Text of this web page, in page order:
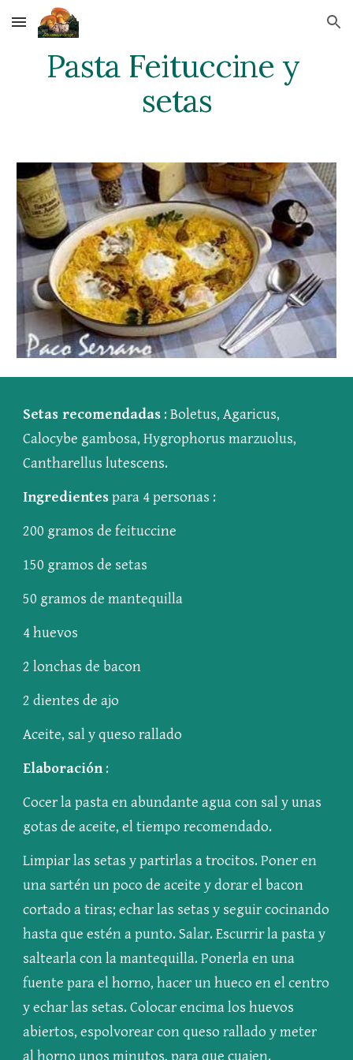
Skip to main content Skip to navigation
Pasta Feituccine y
setas
Setas recomendadas : Boletus, Agaricus,
Calocybe gambosa, Hygrophorus marzuolus,
Cantharellus lutescens.
Ingredientes para 4 personas :
200 gramos de feituccine
150 gramos de setas
50 gramos de mantequilla
4 huevos
2 lonchas de bacon
2 dientes de ajo
Aceite, sal y queso rallado
Elaboración :
Cocer la pasta en abundante agua con sal y unas
gotas de aceite, el tiempo recomendado.
Limpiar las setas y partirlas a trocitos. Poner en
una sartén un poco de aceite y dorar el bacon
cortado a tiras; echar las setas y seguir cocinando
hasta que estén a punto. Salar. Escurrir la pasta y
saltearla con la mantequilla. Ponerla en una
fuente para el horno, hacer un hueco en el centro
y echar las setas. Colocar encima los huevos
abiertos, espolvorear con queso rallado y meter
al horno unos minutos, para que cuajen.